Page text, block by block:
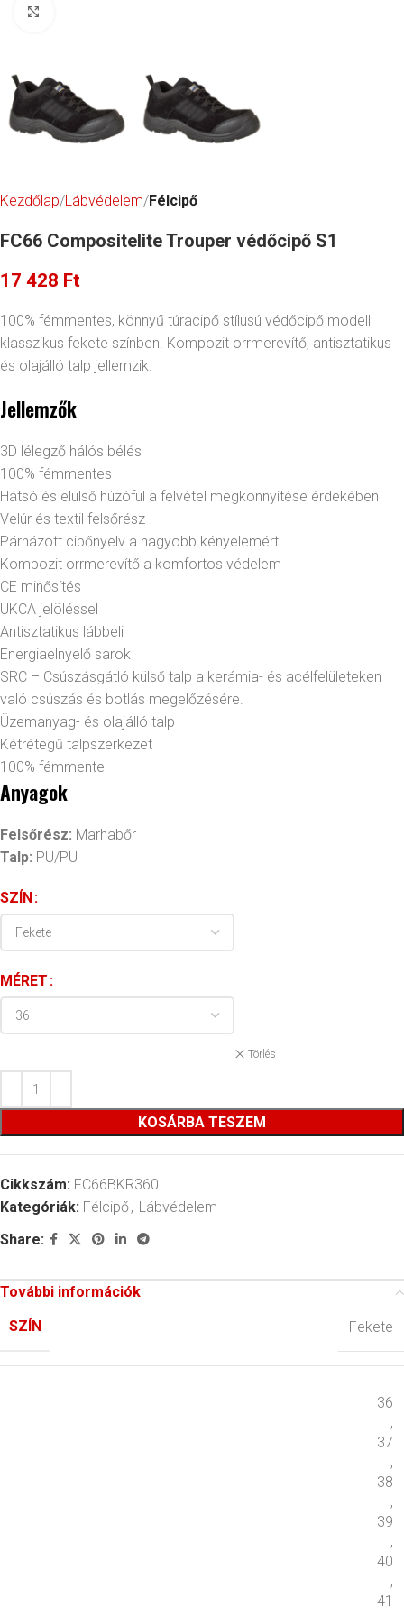
Kezdőlap Lábvédelem Félcipő
FC66 Compositelite Trouper védőcipő S1
17 428 Ft
100% fémmentes, könnyű túracipő stílusú védőcipő modell
klasszikus fekete színben. Kompozit orrmerevítő, antisztatikus
és olajálló talp jellemzik.
Jellemzők
3D lélegző hálós bélés
100% fémmentes
Hátsó és elülső húzófül a felvétel megkönnyítése érdekében
Velúr és textil felsőrész
Párnázott cipőnyelv a nagyobb kényelemért
Kompozit orrmerevítő a komfortos védelem
CE minősítés
UKCA jelöléssel
Antisztatikus lábbeli
Energiaelnyelő sarok
SRC – Csúszásgátló külső talp a kerámia- és acélfelületeken
való csúszás és botlás megelőzésére.
Üzemanyag- és olajálló talp
Kétrétegű talpszerkezet
100% fémmente
Anyagok
Felsőrész: Marhabőr
Talp: PU/PU
SZÍN
MÉRET
Törlés
KOSÁRBA TESZEM
Cikkszám: FC66BKR360
Kategóriák: Félcipő, Lábvédelem
Share:
További információk
SZÍN
Fekete
36
,
37
,
38
,
39
,
40
,
41